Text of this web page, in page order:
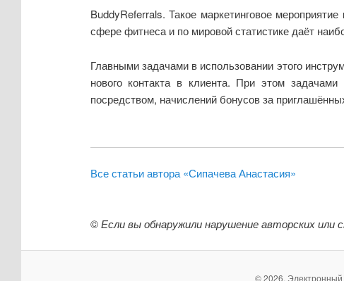
BuddyReferrals. Такое маркетинговое
сфере фитнеса и по мировой статистике даёт
Главными задачами в использовании этого
нового контакта в клиента. При этом задачами
посредством, начислений бонусов за
Все статьи автора «Сипачева Анастасия»
©Если вы обнаружили нарушение авторских
© 2026. Электронный